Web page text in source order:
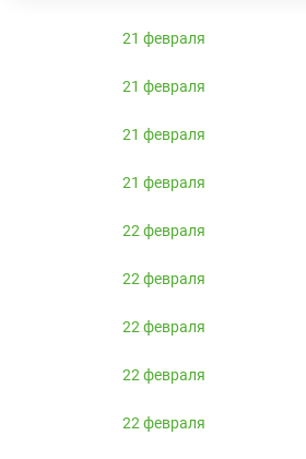
21 февраля
21 февраля
21 февраля
21 февраля
22 февраля
22 февраля
22 февраля
22 февраля
22 февраля